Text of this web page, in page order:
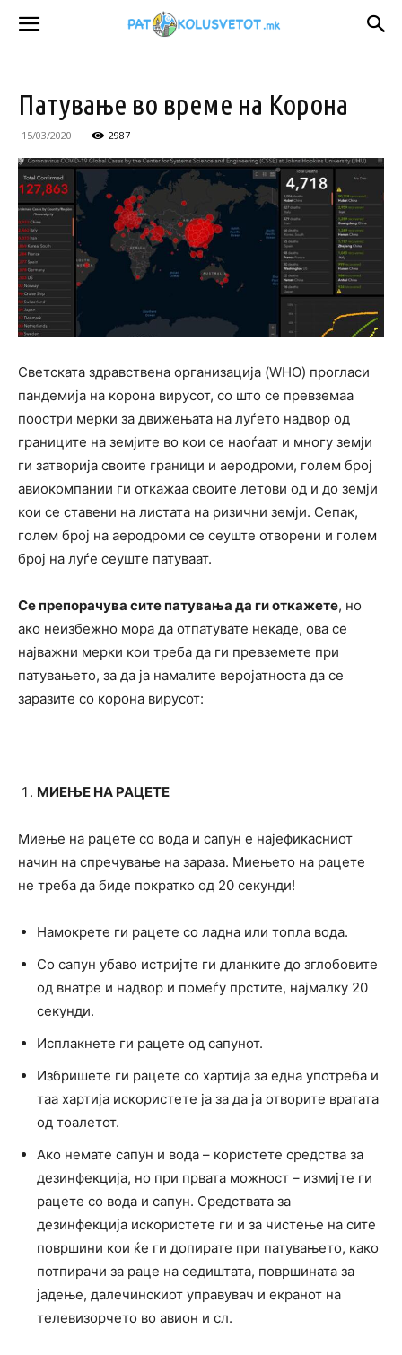
Патувањe во време на Корона
15/03/2020 2987
Светската здравствена организација (WHO) прогласи
пандемија на корона вирусот, со што се превземаа
поостри мерки за движењата на луѓето надвор од
границите на земјите во кои се наоѓаат и многу земји
ги затворија своите граници и аеродроми, голем број
авиокомпании ги откажаа своите летови од и до земји
кои се ставени на листата на ризични земји. Сепак,
голем број на аеродроми се сеуште отворени и голем
број на луѓе сеуште патуваат.
Се препорачува сите патувања да ги откажете, но
ако неизбежно мора да отпатувате некаде, ова се
најважни мерки кои треба да ги превземете при
патувањето, за да ја намалите веројатноста да се
заразите со корона вирусот:
МИЕЊЕ НА РАЦЕТЕ
Миење на рацете со вода и сапун е најефикасниот
начин на спречување на зараза. Миењето на рацете
не треба да биде пократко од 20 секунди!
Намокрете ги рацете со ладна или топла вода.
Со сапун убаво истријте ги дланките до зглобовите
од внатре и надвор и помеѓу прстите, најмалку 20
секунди.
Исплакнете ги рацете од сапунот.
Избришете ги рацете со хартија за една употреба и
таа хартија искористете ја за да ја отворите вратата
од тоалетот.
Ако немате сапун и вода – користете средства за
дезинфекција, но при првата можност – измијте ги
рацете со вода и сапун. Средствата за
дезинфекција искористете ги и за чистење на сите
површини кои ќе ги допирате при патувањето, како
потпирачи за раце на седиштата, површината за
јадење, далечинскиот управувач и екранот на
телевизорчето во авион и сл.